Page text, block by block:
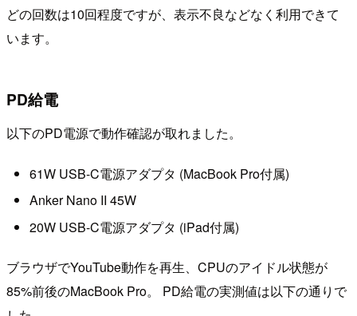
どの回数は10回程度ですが、表示不良などなく利用できて
います。
PD給電
以下のPD電源で動作確認が取れました。
61W USB-C電源アダプタ (MacBook Pro付属)
Anker Nano II 45W
20W USB-C電源アダプタ (iPad付属)
ブラウザでYouTube動作を再生、CPUのアイドル状態が
85%前後のMacBook Pro。 PD給電の実測値は以下の通りで